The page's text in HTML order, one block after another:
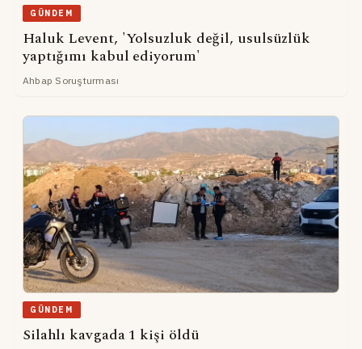
GÜNDEM
Haluk Levent, 'Yolsuzluk değil, usulsüzlük
yaptığımı kabul ediyorum'
Ahbap Soruşturması
GÜNDEM
Silahlı kavgada 1 kişi öldü